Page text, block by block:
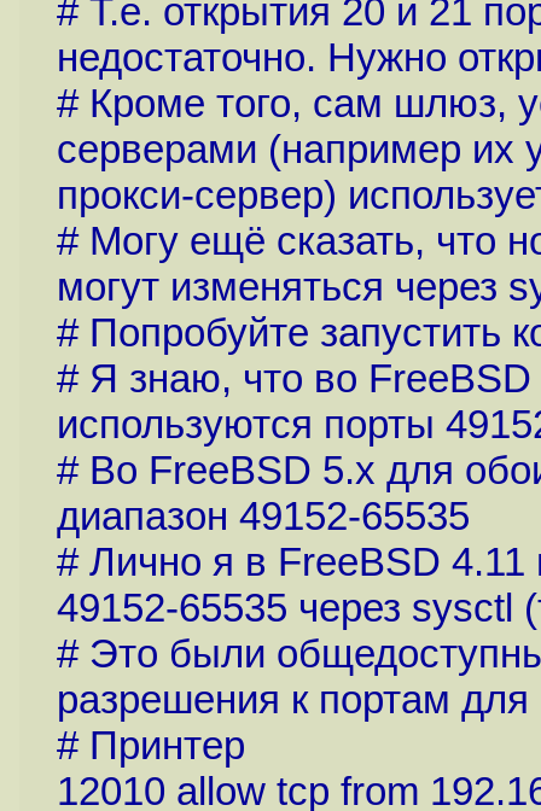
# Т.е. открытия 20 и 21
недостаточно. Нужно
# Кроме того, сам шлюз,
серверами (например их
прокси-сервер)
# Могу ещё сказать, что
могут изменяться через
# Попробуйте запустить
# Я знаю, что во
используются порты
# Во FreeBSD 5.x для
диапазон 49152-65535
# Лично я в FreeBSD 4.11
49152-65535 через sysctl
# Это были
разрешения к портам
# Принтер
12010 allow tcp from